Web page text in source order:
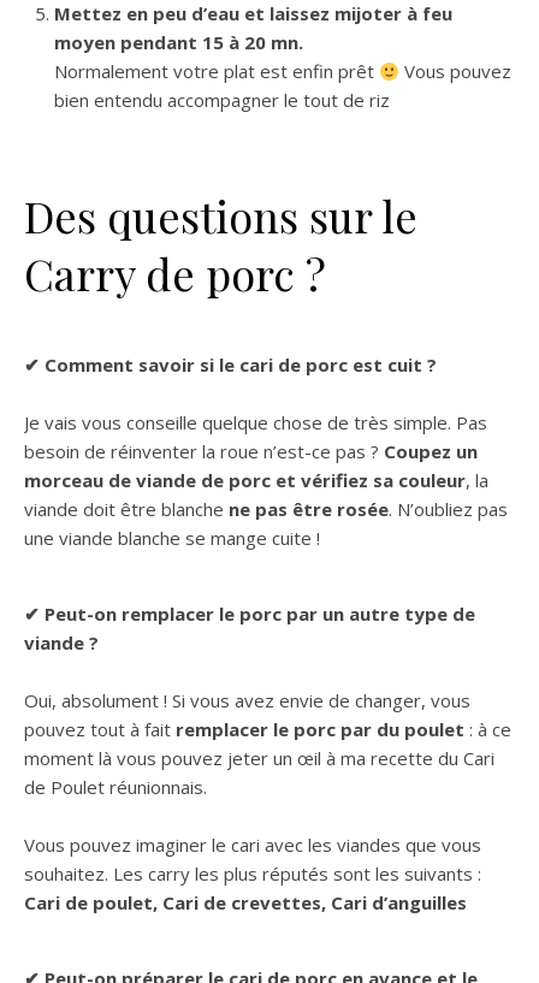
Mettez en peu d’eau et laissez mijoter à feu
moyen pendant 15 à 20 mn.
Normalement votre plat est enfin prêt
Vous pouvez
bien entendu accompagner le tout de riz
Des questions sur le
Carry de porc ?
✔ Comment savoir si le cari de porc est cuit ?
Je vais vous conseille quelque chose de très simple. Pas
besoin de réinventer la roue n’est-ce pas ? Coupez un
morceau de viande de porc et vérifiez sa couleur, la
viande doit être blanche ne pas être rosée. N’oubliez pas
une viande blanche se mange cuite !
✔ Peut-on remplacer le porc par un autre type de
viande ?
Oui, absolument ! Si vous avez envie de changer, vous
pouvez tout à fait remplacer le porc par du poulet : à ce
moment là vous pouvez jeter un œil à ma recette du Cari
de Poulet réunionnais.
Vous pouvez imaginer le cari avec les viandes que vous
souhaitez. Les carry les plus réputés sont les suivants :
Cari de poulet, Cari de crevettes, Cari d’anguilles